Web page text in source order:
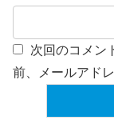
次回のコメン
前、メールアド